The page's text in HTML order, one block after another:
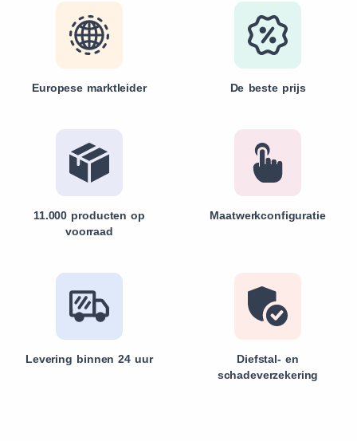
Europese marktleider De beste prijs
11.000 producten op
voorraad
Maatwerkconfiguratie
Levering binnen 24 uur
Diefstal- en
schadeverzekering